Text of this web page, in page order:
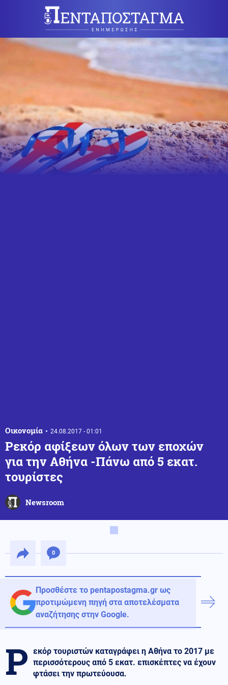
Οικονομία 24.08.2017 - 01:01
Ρεκόρ αφίξεων όλων των εποχών
για την Αθήνα -Πάνω από 5 εκατ.
τουρίστες
Newsroom
0
Προσθέστε το pentapostagma.gr ως
προτιμώμενη πηγή στα αποτελέσματα
αναζήτησης στην Google.
Ρ εκόρ τουριστών καταγράφει η Αθήνα το 2017 με
περισσότερους από 5 εκατ. επισκέπτες να έχουν
φτάσει την πρωτεύουσα.